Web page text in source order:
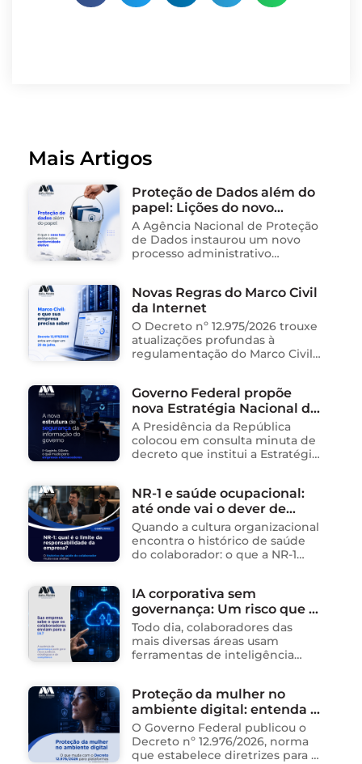
Mais Artigos
Proteção de Dados além do
papel: Lições do novo
processo sancionador da
ANPD
A Agência Nacional de Proteção
de Dados instaurou um novo
processo administrativo
organização social responsável
pela gestão de unidades
públicas de saúde …
Novas Regras do Marco Civil
da Internet
O Decreto nº 12.975/2026 trouxe
atualizações profundas à
regulamentação do Marco Civil
operações de empresas de
tecnologia no Brasil. Para ajudar
na …
Governo Federal propõe
nova Estratégia Nacional de
Segurança da Informação e
cria sistema integrado de
governança para órgãos
A Presidência da República
colocou em consulta minuta de
decreto que institui a Estratégia
Sistema Integrado de
Segurança da Informação
(SISInfo), estabelecendo …
NR-1 e saúde ocupacional:
até onde vai o dever de
cuidado da empresa?
Quando a cultura organizacional
encontra o histórico de saúde
do colaborador: o que a NR-1
um dos ambientes mais
propícios para …
IA corporativa sem
governança: Um risco que já
está acontecendo
Todo dia, colaboradores das
mais diversas áreas usam
ferramentas de inteligência
dados, redigem e-mails, geram
relatórios. O problema não está
na ferramenta. Está …
Proteção da mulher no
ambiente digital: entenda o
novo Decreto nº 12.976/2026
O Governo Federal publicou o
Decreto nº 12.976/2026, norma
que estabelece diretrizes para a